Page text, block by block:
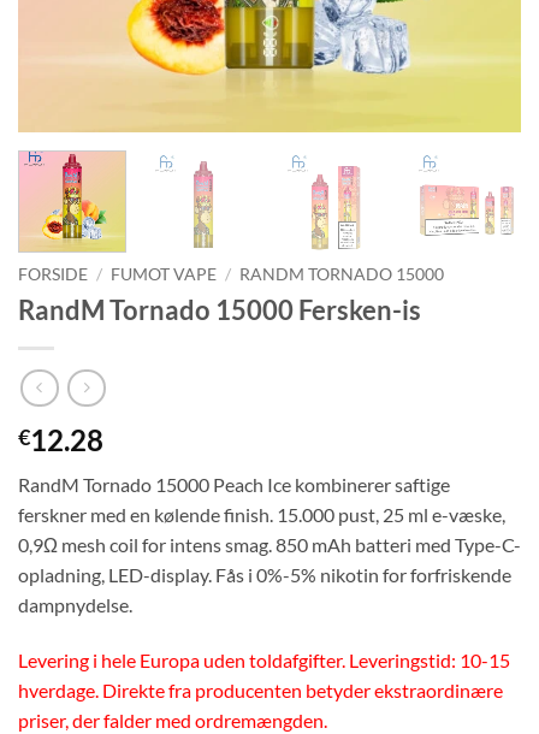
FORSIDE / FUMOT VAPE / RANDM TORNADO 15000
RandM Tornado 15000 Fersken-is
€12.28
RandM Tornado 15000 Peach Ice kombinerer saftige
ferskner med en kølende finish. 15.000 pust, 25 ml e-væske,
0,9Ω mesh coil for intens smag. 850 mAh batteri med Type-C-
opladning, LED-display. Fås i 0%-5% nikotin for forfriskende
dampnydelse.
Levering i hele Europa uden toldafgifter. Leveringstid: 10-15
hverdage. Direkte fra producenten betyder ekstraordinære
priser, der falder med ordremængden.